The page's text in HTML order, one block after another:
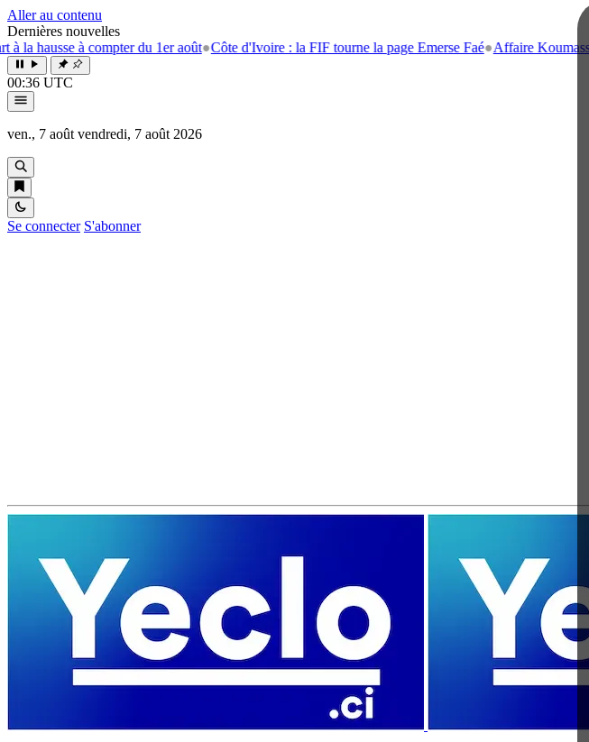
Aller au contenu
Dernières nouvelles
à compter du 1er août● Côte d'Ivoire : la FIF tourne la page Emerse Faé●Affaire Koumassi
00:36 UTC
ven., 7 août vendredi, 7 août 2026
Se connecter S'abonner